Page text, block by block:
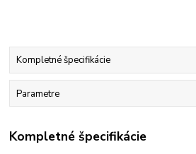
Kompletné špecifikácie
Parametre
Kompletné špecifikácie